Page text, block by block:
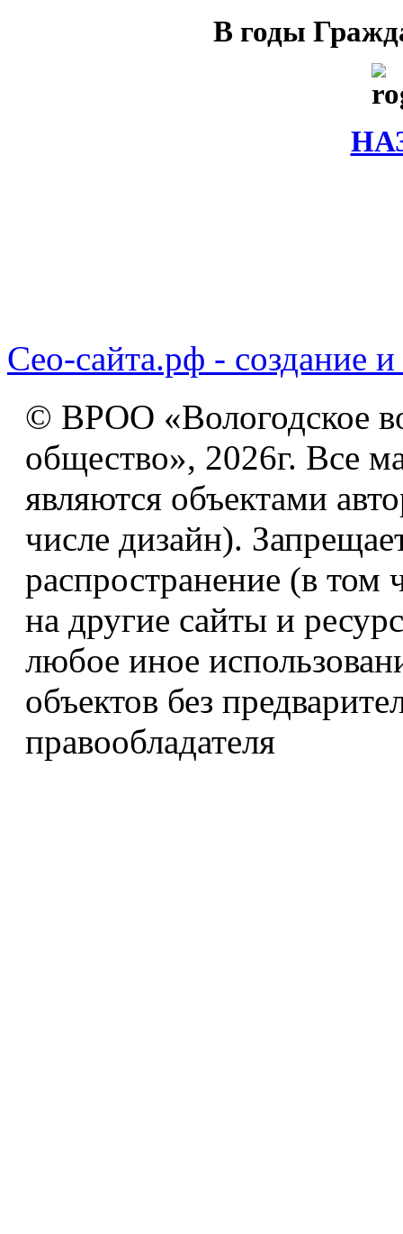
В годы
Сео-сайта.рф - создание и
© ВРОО «Вологодское
общество», 2026г. Все
являются объектами
числе дизайн).
распространение (в том
на другие сайты и
любое иное
объектов без
правообладателя